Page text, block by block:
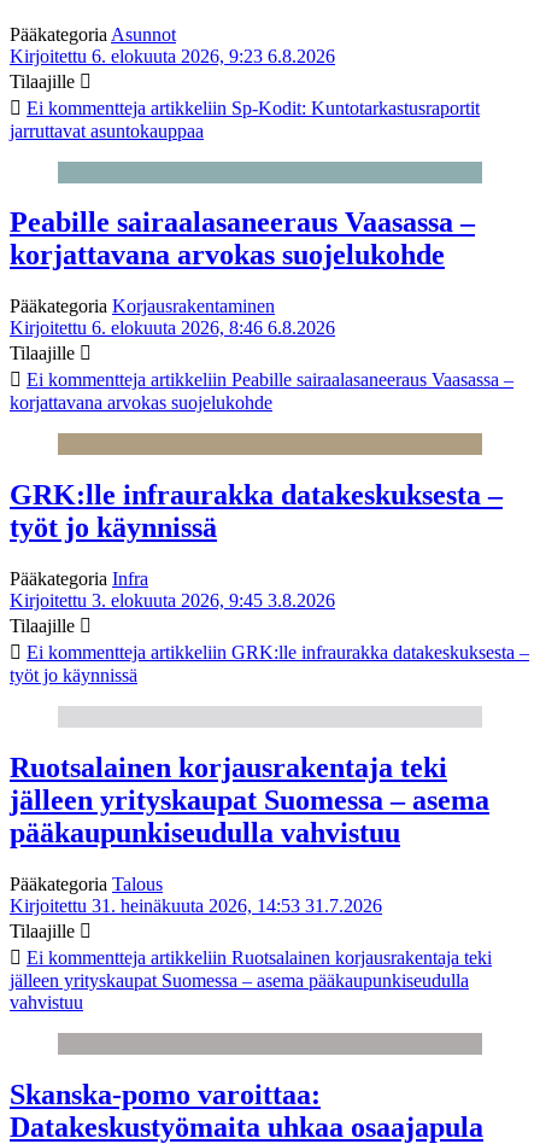
Pääkategoria Asunnot
Kirjoitettu 6. elokuuta 2026, 9:23 6.8.2026
Tilaajille
Ei kommentteja artikkeliin Sp-Kodit: Kuntotarkastusraportit
jarruttavat asuntokauppaa
Peabille sairaalasaneeraus Vaasassa –
korjattavana arvokas suojelukohde
Pääkategoria Korjausrakentaminen
Kirjoitettu 6. elokuuta 2026, 8:46 6.8.2026
Tilaajille
Ei kommentteja artikkeliin Peabille sairaalasaneeraus Vaasassa –
korjattavana arvokas suojelukohde
GRK:lle infraurakka datakeskuksesta –
työt jo käynnissä
Pääkategoria Infra
Kirjoitettu 3. elokuuta 2026, 9:45 3.8.2026
Tilaajille
Ei kommentteja artikkeliin GRK:lle infraurakka datakeskuksesta –
työt jo käynnissä
Ruotsalainen korjausrakentaja teki
jälleen yrityskaupat Suomessa – asema
pääkaupunkiseudulla vahvistuu
Pääkategoria Talous
Kirjoitettu 31. heinäkuuta 2026, 14:53 31.7.2026
Tilaajille
Ei kommentteja artikkeliin Ruotsalainen korjausrakentaja teki
jälleen yrityskaupat Suomessa – asema pääkaupunkiseudulla
vahvistuu
Skanska-pomo varoittaa:
Datakeskustyömaita uhkaa osaajapula